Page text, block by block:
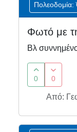
Φωτό με
Βλ
0 0
Από: